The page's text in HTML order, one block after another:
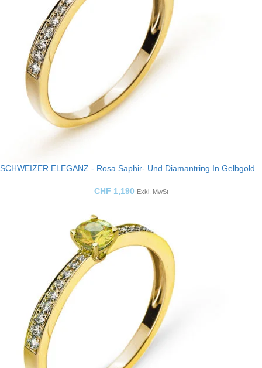
SCHWEIZER ELEGANZ - Rosa Saphir- Und Diamantring In Gelbgold
CHF 1,190 Exkl. MwSt